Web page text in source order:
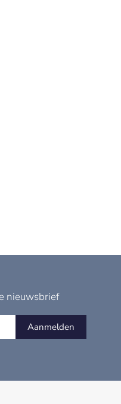
nieuwsbrief
Aanmelden